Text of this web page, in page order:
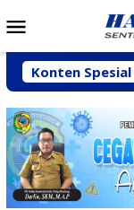
ke
Mobile
Konten Spesial
Dinas